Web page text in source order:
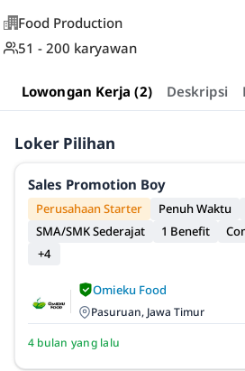
Food Production
51 - 200 karyawan
Lowongan Kerja (2) Deskripsi
Loker Pilihan
Sales Promotion Boy
Perusahaan Starter
Penuh Waktu
SMA/SMK Sederajat
1 Benefit
+4
Omieku Food
Pasuruan, Jawa Timur
4 bulan yang lalu